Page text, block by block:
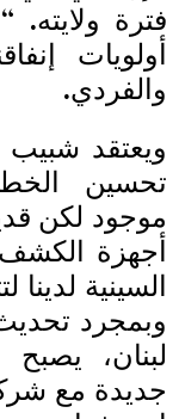
فترة
أولويات
والفردي.
ويعتقد
تحسين
موجود لكن
أجهزة
السينية لدينا
وبمجرد
لبنان،
جديدة مع